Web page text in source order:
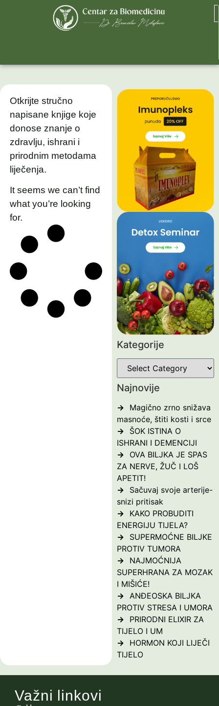
Otkrijte stručno
napisane knjige koje
donose znanje o
zdravlju, ishrani i
prirodnim metodama
liječenja.
It seems we can’t find
what you’re looking
for.
Kategorije
Najnovije
Magično zrno snižava
masnoće, štiti kosti i srce
ŠOK ISTINA O
ISHRANI I DEMENCIJI
OVA BILJKA JE SPAS
ZA NERVE, ŽUČ I LOŠ
APETIT!
Sačuvaj svoje arterije-
snizi pritisak
KAKO PROBUDITI
ENERGIJU TIJELA?
SUPERMOĆNE BILJKE
PROTIV TUMORA
NAJMOĆNIJA
SUPERHRANA ZA MOZAK
I MIŠIĆE!
ANĐEOSKA BILJKA
PROTIV STRESA I UMORA
PRIRODNI ELIXIR ZA
TIJELO I UM
HORMON KOJI LIJEČI
TIJELO
Važni linkovi